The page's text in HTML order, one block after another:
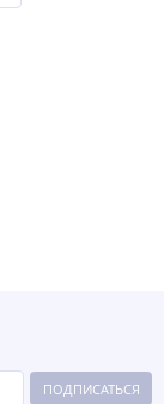
ПОДПИСАТЬСЯ